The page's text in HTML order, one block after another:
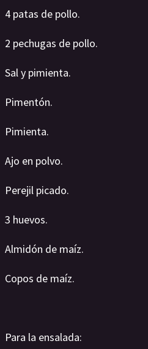
4 patas de pollo.
2 pechugas de pollo.
Sal y pimienta.
Pimentón.
Pimienta.
Ajo en polvo.
Perejil picado.
3 huevos.
Almidón de maíz.
Copos de maíz.
Para la ensalada: